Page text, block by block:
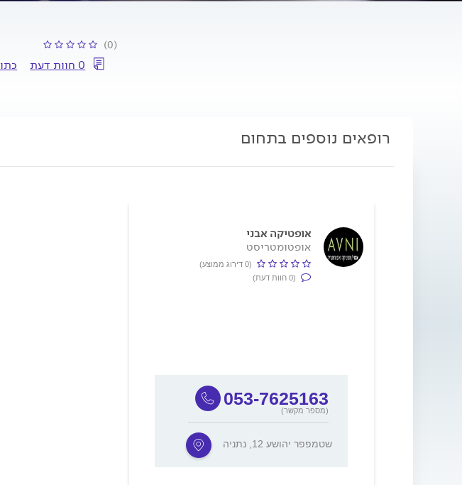
(0)
0 חוות דעת
רופאים נוספים בתחום
אופטיקה אבני
אופטומטריסט
(0 דירוג ממוצע)
(0 חוות דעת)
053-7625163
(מספר מקשר)
שטמפפר יהושע 12, נתניה